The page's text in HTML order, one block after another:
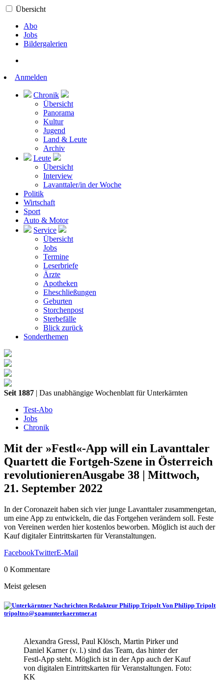
Übersicht
Abo
Jobs
Bildergalerien
Anmelden
Chronik
Übersicht
Panorama
Kultur
Jugend
Land & Leute
Archiv
Leute
Übersicht
Interview
Lavanttaler/in der Woche
Politik
Wirtschaft
Sport
Auto & Motor
Service
Übersicht
Jobs
Termine
Leserbriefe
Ärzte
Apotheken
Eheschließungen
Geburten
Storchenpost
Sterbefälle
Blick zurück
Sonderthemen
Seit 1887 | Das unabhängige Wochenblatt für Unterkärnten
Test-Abo
Jobs
Chronik
Mit der »Festl«-App will ein Lavanttaler
Quartett die Fortgeh-Szene in Österreich
revolutionierenAusgabe 38 | Mittwoch,
21. September 2022
In der Coronazeit haben sich vier junge Lavanttaler zusammengetan,
um eine App zu entwickeln, die das Fortgehen verändern soll. Feste
von Vereinen werden hier kostenlos beworben. Möglich ist auch der
Kauf digitaler Eintrittskarten für Veranstaltungen.
FacebookTwitterE-Mail
0 Kommentare
Meist gelesen
Von Philipp Tripolt
tripoltno@spamunterkaerntner.at
Alexandra Gressl, Paul Klösch, Martin Pirker und
Daniel Karner (v. l.) sind das Team, das hinter der
Festl-App steht. Möglich ist in der App auch der Kauf
von digitalen Eintrittskarten für Veranstaltungen. Foto:
KK